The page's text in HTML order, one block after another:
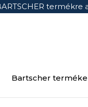
termékre
Bartscher